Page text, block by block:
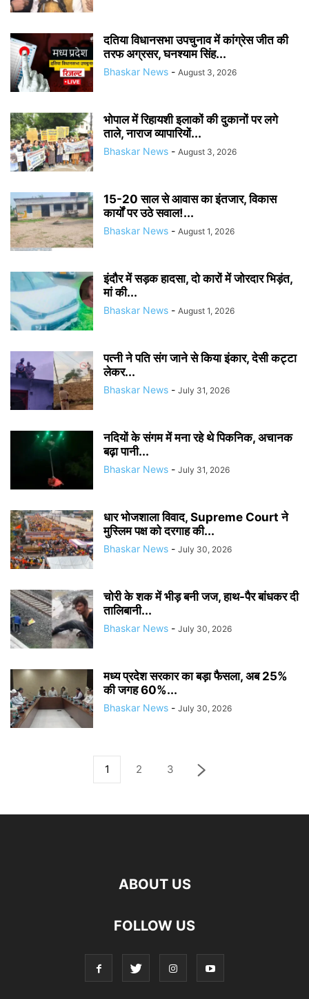
दतिया विधानसभा उपचुनाव में कांग्रेस जीत की
तरफ अग्रसर, घनश्याम सिंह...
Bhaskar News - August 3, 2026
भोपाल में रिहायशी इलाकों की दुकानों पर लगे
ताले, नाराज व्यापारियों...
Bhaskar News - August 3, 2026
15-20 साल से आवास का इंतजार, विकास
कार्यों पर उठे सवाल!...
Bhaskar News - August 1, 2026
इंदौर में सड़क हादसा, दो कारों में जोरदार भिड़ंत,
मां की...
Bhaskar News - August 1, 2026
पत्नी ने पति संग जाने से किया इंकार, देसी कट्टा
लेकर...
Bhaskar News - July 31, 2026
नदियों के संगम में मना रहे थे पिकनिक, अचानक
बढ़ा पानी...
Bhaskar News - July 31, 2026
धार भोजशाला विवाद, Supreme Court ने
मुस्लिम पक्ष को दरगाह की...
Bhaskar News - July 30, 2026
चोरी के शक में भीड़ बनी जज, हाथ-पैर बांधकर दी
तालिबानी...
Bhaskar News - July 30, 2026
मध्य प्रदेश सरकार का बड़ा फैसला, अब 25%
की जगह 60%...
Bhaskar News - July 30, 2026
1 2 3
ABOUT US
FOLLOW US